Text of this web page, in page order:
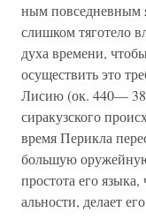
ным повседневным
слиш­ком тяготело
духа вре­мени,
осуществить это
Лисию (ок. 440—
сиракузского
время Перикла
большую
простота его
альности, делает